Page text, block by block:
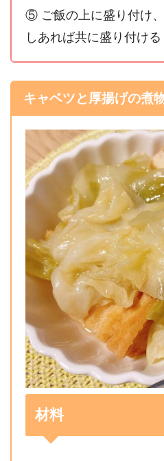
⑤ ご飯の上に盛り付け
しあれば共に盛り付ける
キャベツと厚揚げの煮
材料